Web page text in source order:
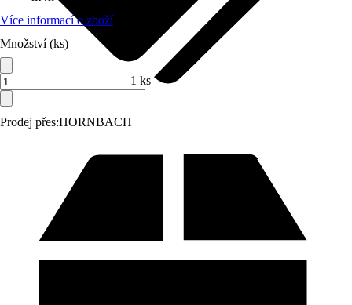
Prodej přes:HORNBACH
Více informací o zboží
Množství (ks)
1 ks